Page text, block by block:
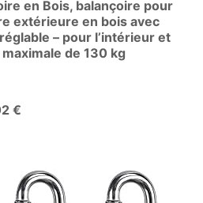
en Bois, balançoire pour
extérieure en bois avec
– pour l’intérieur et
de 130 kg
€